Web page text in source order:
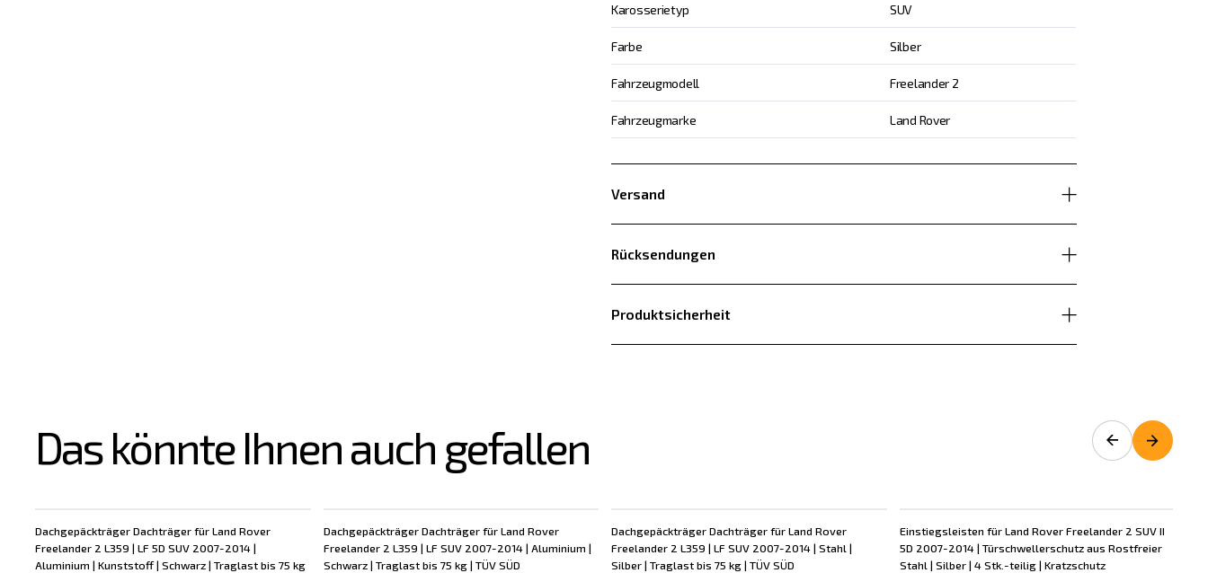
Karosserietyp SUV
Farbe Silber
Fahrzeugmodell Freelander 2
Fahrzeugmarke Land Rover
Versand
Rücksendungen
Produktsicherheit
Das könnte Ihnen auch gefallen
Dachgepäckträger Dachträger für Land Rover
Freelander 2 L359 | LF 5D SUV 2007-2014 |
Aluminium | Kunststoff | Schwarz | Traglast bis 75 kg
Dachgepäckträger Dachträger für Land Rover
Freelander 2 L359 | LF SUV 2007-2014 | Aluminium |
Schwarz | Traglast bis 75 kg | TÜV SÜD
Dachgepäckträger Dachträger für Land Rover
Freelander 2 L359 | LF SUV 2007-2014 | Stahl |
Silber | Traglast bis 75 kg | TÜV SÜD
Einstiegsleisten für Land Rover Freelander 2 SUV II
5D 2007-2014 | Türschwellerschutz aus Rostfreier
Stahl | Silber | 4 Stk.-teilig | Kratzschutz